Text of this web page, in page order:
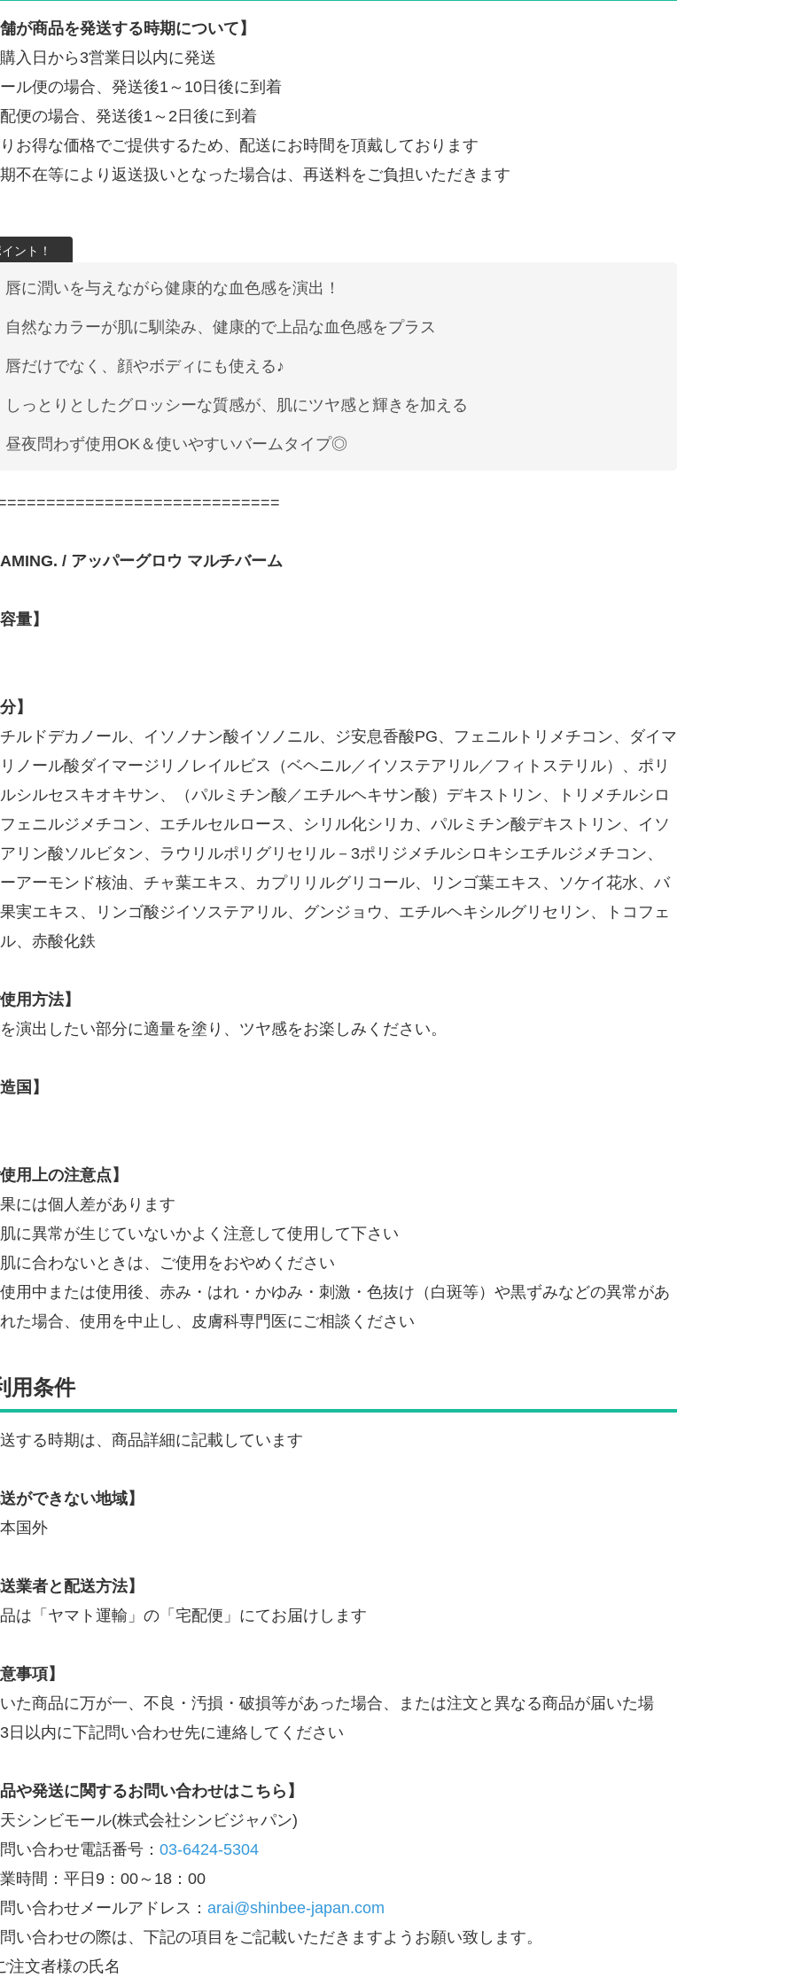
が商品を発送する時期について】
入日から3営業日以内に発送
ル便の場合、発送後1～10日後に到着
便の場合、発送後1～2日後に到着
お得な価格でご提供するため、配送にお時間を頂戴しております
不在等により返送扱いとなった場合は、再送料をご負担いただきます
唇に潤いを与えながら健康的な血色感を演出！
自然なカラーが肌に馴染み、健康的で上品な血色感をプラス
唇だけでなく、顔やボディにも使える♪
しっとりとしたグロッシーな質感が、肌にツヤ感と輝きを加える
昼夜問わず使用OK＆使いやすいバームタイプ◎
/ アッパーグロウ マルチバーム
量】
】
ルドデカノール、イソノナン酸イソノニル、ジ安息香酸PG、フェニルトリメチコン、ダイマ
ノール酸ダイマージリノレイルビス（ベヘニル／イソステアリル／フィトステリル）、ポリ
シルセスキオキサン、（パルミチン酸／エチルヘキサン酸）デキストリン、トリメチルシロ
ェニルジメチコン、エチルセルロース、シリル化シリカ、パルミチン酸デキストリン、イソ
リン酸ソルビタン、ラウリルポリグリセリル－3ポリジメチルシロキシエチルジメチコン、
アーモンド核油、チャ葉エキス、カプリリルグリコール、リンゴ葉エキス、ソケイ花水、バ
実エキス、リンゴ酸ジイソステアリル、グンジョウ、エチルヘキシルグリセリン、トコフェ
、赤酸化鉄
用方法】
演出したい部分に適量を塗り、ツヤ感をお楽しみください。
国】
用上の注意点】
には個人差があります
に異常が生じていないかよく注意して使用して下さい
に合わないときは、ご使用をおやめください
用中または使用後、赤み・はれ・かゆみ・刺激・色抜け（白斑等）や黒ずみなどの異常があ
た場合、使用を中止し、皮膚科専門医にご相談ください
用条件
する時期は、商品詳細に記載しています
ができない地域】
国外
業者と配送方法】
は「ヤマト運輸」の「宅配便」にてお届けします
事項】
た商品に万が一、不良・汚損・破損等があった場合、または注文と異なる商品が届いた場
日以内に下記問い合わせ先に連絡してください
や発送に関するお問い合わせはこちら】
シンビモール(株式会社シンビジャパン)
い合わせ電話番号： 03-6424-5304
時間：平日9：00～18：00
い合わせメールアドレス： arai@shinbee-japan.com
い合わせの際は、下記の項目をご記載いただきますようお願い致します。
注文者様の氏名